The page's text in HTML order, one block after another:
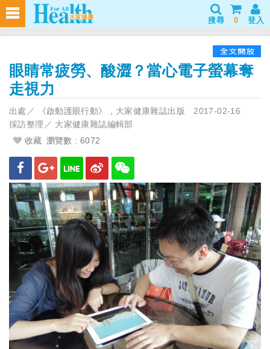
搜尋 0 登入
眼睛常疲勞、酸澀？當心電子螢幕奪
走視力
出處／ 《啟動護眼行動》，大家健康雜誌出版 2017-02-16
採訪整理／ 大家健康雜誌編輯部
收藏 瀏覽數 : 6072